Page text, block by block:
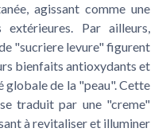
agissant comme une
Par ailleurs,
"sucriere levure" figurent
bienfaits antioxydants et
globale de la "peau". Cette
traduit par une "creme"
à revitaliser et illuminer